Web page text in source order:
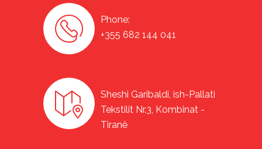
Phone:
+355 682 144 041
Sheshi Garibaldi, ish-Pallati
Tekstilit Nr.3, Kombinat -
Tiranë